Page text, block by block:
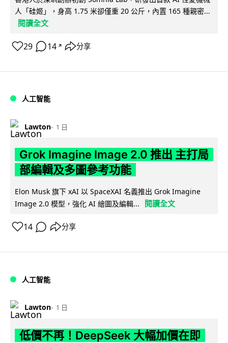
人「硅姬」，身高 1.75 米卻僅重 20 公斤，內置 165 種親密...
閱讀全文
29 14 ↗ 分享
人工智能
Lawton 1 日
Grok Imagine Image 2.0 推出 主打局
部編輯及多圖參考功能
Elon Musk 旗下 xAI 以 SpaceXAI 名義推出 Grok Imagine
Image 2.0 模型，強化 AI 繪圖及編輯...
閱讀全文
14 分享
人工智能
Lawton 1 日
低價不再！DeepSeek 大幅加價在即